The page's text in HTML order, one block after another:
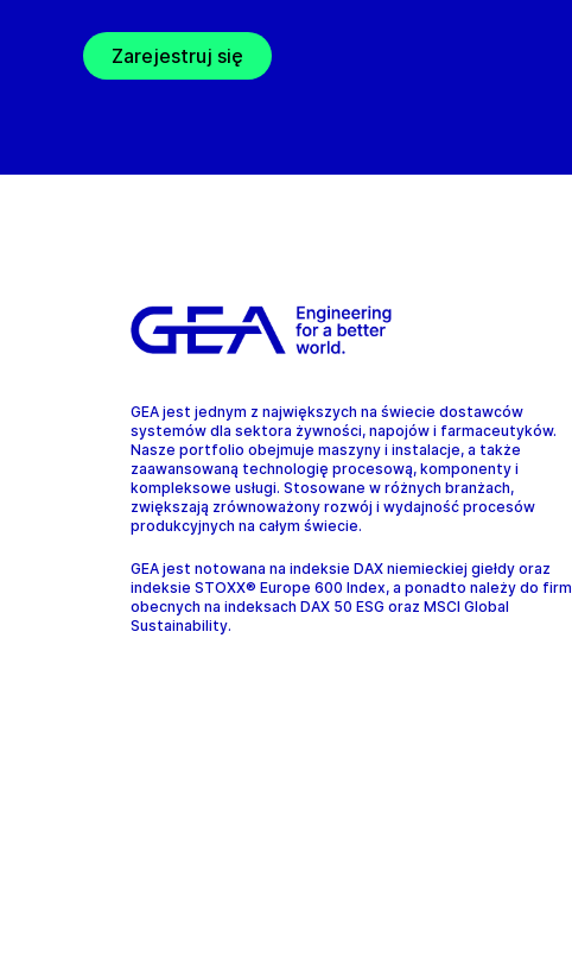
Zarejestruj się
GEA jest jednym z największych na świecie dostawców
systemów dla sektora żywności, napojów i farmaceutyków.
Nasze portfolio obejmuje maszyny i instalacje, a także
zaawansowaną technologię procesową, komponenty i
kompleksowe usługi. Stosowane w różnych branżach,
zwiększają zrównoważony rozwój i wydajność procesów
produkcyjnych na całym świecie.
GEA jest notowana na indeksie DAX niemieckiej giełdy oraz
indeksie STOXX® Europe 600 Index, a ponadto należy do firm
obecnych na indeksach DAX 50 ESG oraz MSCI Global
Sustainability.